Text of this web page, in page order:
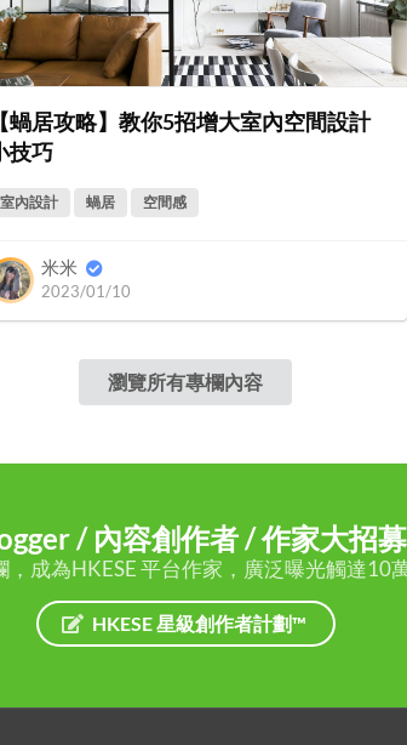
【蝸居攻略】教你5招增大室內空間設計
技巧
室內設計 蝸居 空間感
米米
2023/01/10
瀏覽所有專欄內容
/ 內容創作者 / 作家大招募
成為HKESE 平台作家，廣泛曝光觸達10
HKESE 星級創作者計劃™